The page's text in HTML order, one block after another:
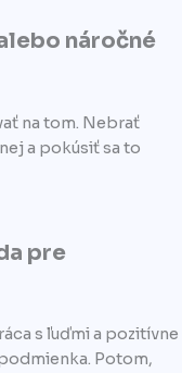
náročné
na tom. Nebrať
a pokúsiť sa to
pre
s ľuďmi a pozitívne
Potom,